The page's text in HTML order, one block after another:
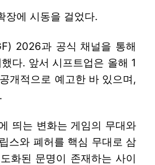
장에 시동을 걸었다.
2026과 공식 채널을 통해
다. 앞서 시프트업은 올해 1
개적으로 예고한 바 있으며,
띄는 변화는 게임의 무대와
스와 폐허를 핵심 무대로 삼
화된 문명이 존재하는 사이